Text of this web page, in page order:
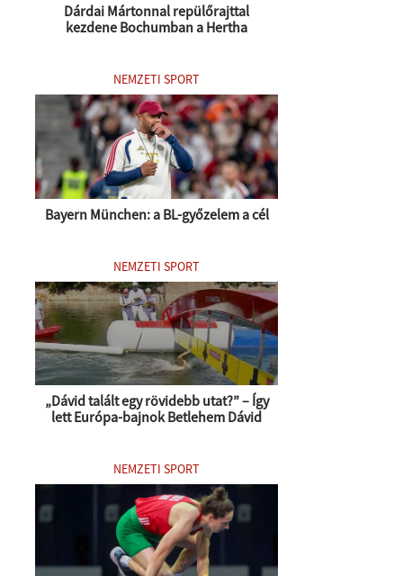
Dárdai Mártonnal repülőrajttal
kezdene Bochumban a Hertha
NEMZETI SPORT
Bayern München: a BL-győzelem a cél
NEMZETI SPORT
„Dávid talált egy rövidebb utat?” – Így
lett Európa-bajnok Betlehem Dávid
NEMZETI SPORT